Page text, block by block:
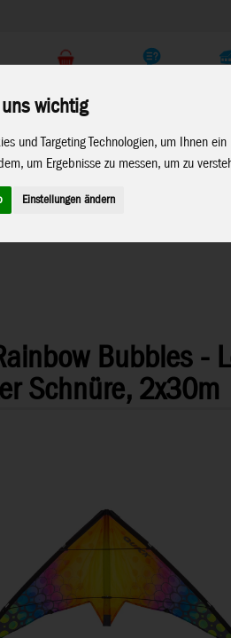
wichtig
und Targeting Technologien, um Ihnen
um Ergebnisse zu messen, um zu
Einstellungen ändern
Bubbles -
Schnüre, 2x30m